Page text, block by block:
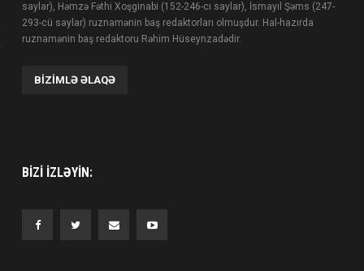
saylar), Həmzə Fəthi Xoşginabi (152-246-cı saylar), İsmayıl Şəms (247-
293-cü saylar) ruznamənin baş redaktorları olmuşdur. Hal-hazırda
ruznamənin baş redaktoru Rəhim Hüseynzadədir.
BIZIMLƏ ƏLAQƏ
BIZI IZLƏYIN: